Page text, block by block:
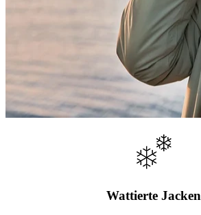
Wattierte Jacken